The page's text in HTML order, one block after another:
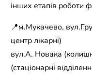
інших етапів роботи
📍м.Мукачево,
центр лікарні)
вул.А. Новака
(стаціонарні